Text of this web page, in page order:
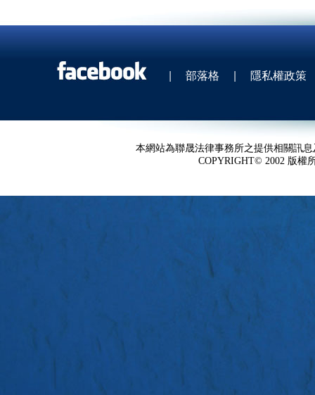
| 部落格 | 隱私權政策
本網站為聯晟法律事務所之提供相關訊
COPYRIGHT© 2002 版權